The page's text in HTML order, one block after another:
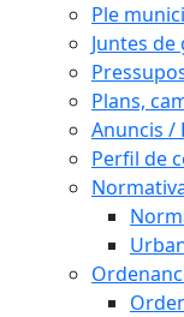
Ple
Juntes de
Plans,
Anuncis /
Perfil de